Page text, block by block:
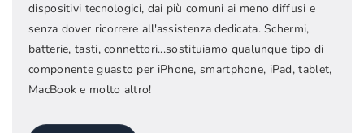
dispositivi tecnologici, dai più comuni ai meno diffusi e
senza dover ricorrere all'assistenza dedicata. Schermi,
batterie, tasti, connettori...sostituiamo qualunque tipo di
componente guasto per iPhone, smartphone, iPad, tablet,
MacBook e molto altro!